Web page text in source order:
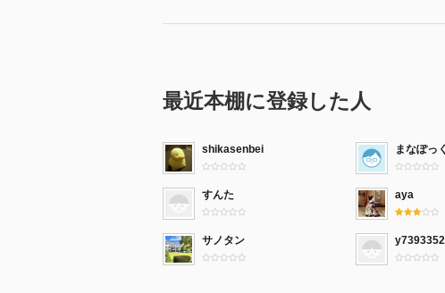
最近本棚に登録した人
shikasenbei まなぽっ
すんた aya
サノタン